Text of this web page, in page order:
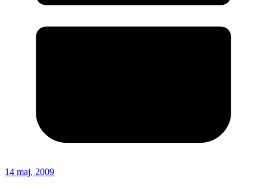
14 maj, 2009